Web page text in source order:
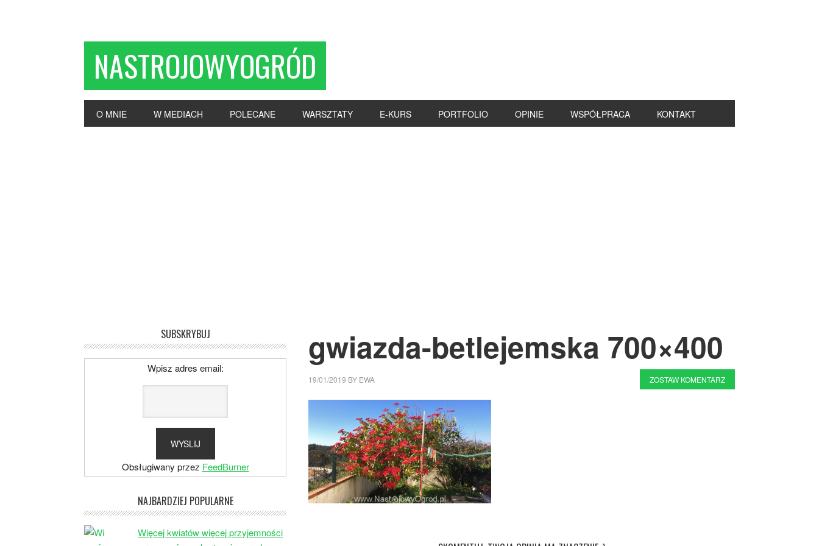
NASTROJOWYOGRÓD
O MNIE W MEDIACH POLECANE WARSZTATY E-KURS PORTFOLIO OPINIE WSPÓŁPRACA KONTAKT
gwiazda-betlejemska 700×400
19/01/2019 BY EWA ZOSTAW KOMENTARZ
SUBSKRYBUJ
Wpisz adres email:
Obsługiwany przez FeedBurner
NAJBARDZIEJ POPULARNE
Więcej kwiatów więcej przyjemności